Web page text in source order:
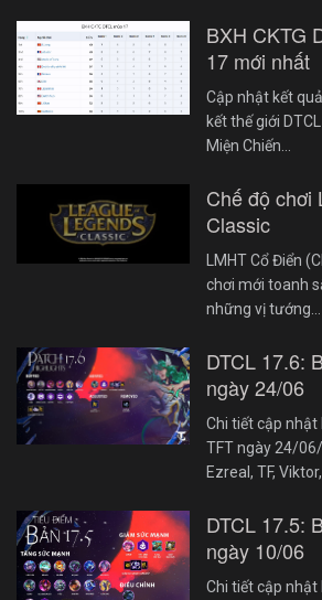
BXH CKTG
17 mới nhất
Cập nhật kết
kết thế giới
Miện Chiến…
Chế độ chơi
Classic
LMHT Cổ Điển
chơi mới toanh
những vị tướng…
DTCL 17.6:
ngày 24/06
Chi tiết cập nhật
TFT ngày 24/
Ezreal, TF,
DTCL 17.5:
ngày 10/06
Chi tiết cập nhật